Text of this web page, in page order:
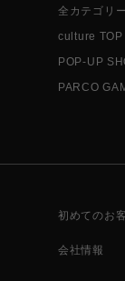
全カテゴリ
culture TOP
POP-UP
PARCO
初めてのお
会社情報